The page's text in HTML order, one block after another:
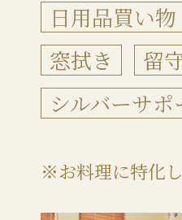
日用品買い物
窓拭き
留
シルバーサポ
※お料理に特化